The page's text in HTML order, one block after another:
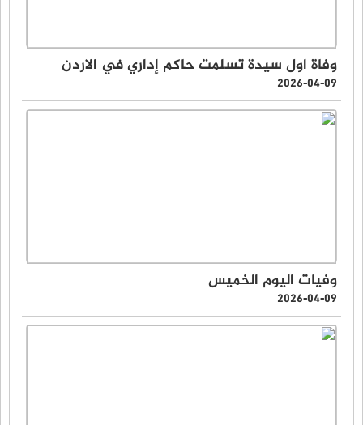
وفاة اول سيدة تسلمت حاكم إداري في الاردن
2026-04-09
وفيات اليوم الخميس
2026-04-09